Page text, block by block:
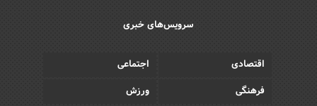
سرویس‌های خبری
اقتصادی
اجتماعی
فرهنگی
ورزش